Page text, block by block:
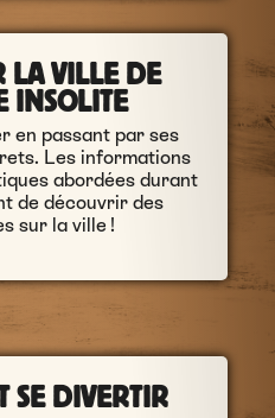
LA VILLE DE
INSOLITE
en passant par ses
Les informations
abordées durant
de découvrir des
sur la ville !
SE DIVERTIR